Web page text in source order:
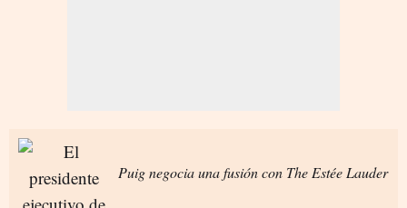
Puig negocia una fusión con The Estée Lauder